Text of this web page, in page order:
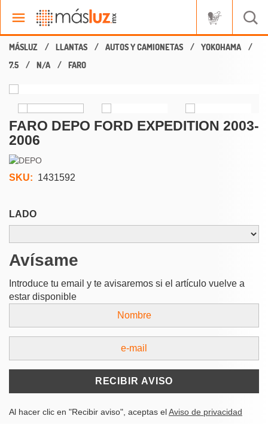
LLANTAS AUTOS Y CAMIONETAS
YOKOHAMA
7.5
N/A FARO
FARO DEPO FORD EXPEDITION 2003-
2006
SKU: 1431592
LADO
Avísame
Introduce tu email y te avisaremos si el artículo vuelve a
estar disponible
RECIBIR AVISO
Al hacer clic en "Recibir aviso", aceptas elAviso de privacidad